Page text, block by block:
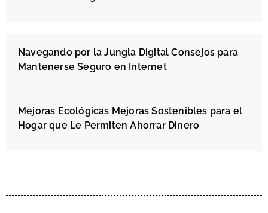
Navegando por la Jungla Digital Consejos para
Mantenerse Seguro en Internet
Mejoras Ecológicas Mejoras Sostenibles para el
Hogar que Le Permiten Ahorrar Dinero